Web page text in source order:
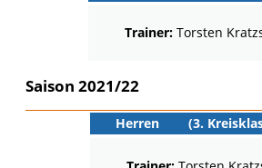
Trainer:Torsten
Saison 2021/22
Herren (3.